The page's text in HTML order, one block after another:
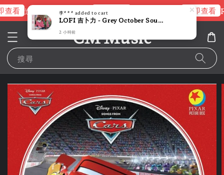
看 進擊的巨人片頭曲 立即查看 立即查看
CM Music
搜尋
李*** added to cart
LOFI 吉卜力 - Grey October Sound（限量圖片彩膠｜黑膠唱片 LP）
2 小時前